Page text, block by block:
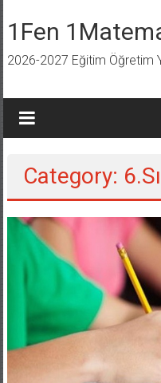
geç
1Fen
2026-2027 Eğitim Öğretim
Category: